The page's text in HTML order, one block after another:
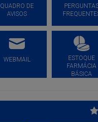
QUADRO DE
AVISOS
WEBMAIL
ESTOQUE
FARMÁCIA
BÁSICA